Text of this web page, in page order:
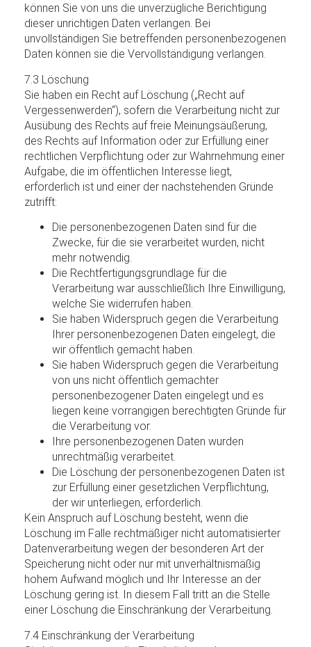
können Sie von uns die unverzügliche Berichtigung
dieser unrichtigen Daten verlangen. Bei
unvollständigen Sie betreffenden personenbezogenen
Daten können sie die Vervollständigung verlangen.
7.3 Löschung
Sie haben ein Recht auf Löschung („Recht auf
Vergessenwerden“), sofern die Verarbeitung nicht zur
Ausübung des Rechts auf freie Meinungsäußerung,
des Rechts auf Information oder zur Erfüllung einer
rechtlichen Verpflichtung oder zur Wahrnehmung einer
Aufgabe, die im öffentlichen Interesse liegt,
erforderlich ist und einer der nachstehenden Gründe
zutrifft:
Die personenbezogenen Daten sind für die
Zwecke, für die sie verarbeitet wurden, nicht
mehr notwendig.
Die Rechtfertigungsgrundlage für die
Verarbeitung war ausschließlich Ihre Einwilligung,
welche Sie widerrufen haben.
Sie haben Widerspruch gegen die Verarbeitung
Ihrer personenbezogenen Daten eingelegt, die
wir öffentlich gemacht haben.
Sie haben Widerspruch gegen die Verarbeitung
von uns nicht öffentlich gemachter
personenbezogener Daten eingelegt und es
liegen keine vorrangigen berechtigten Gründe für
die Verarbeitung vor.
Ihre personenbezogenen Daten wurden
unrechtmäßig verarbeitet.
Die Löschung der personenbezogenen Daten ist
zur Erfüllung einer gesetzlichen Verpflichtung,
der wir unterliegen, erforderlich.
Kein Anspruch auf Löschung besteht, wenn die
Löschung im Falle rechtmäßiger nicht automatisierter
Datenverarbeitung wegen der besonderen Art der
Speicherung nicht oder nur mit unverhältnismäßig
hohem Aufwand möglich und Ihr Interesse an der
Löschung gering ist. In diesem Fall tritt an die Stelle
einer Löschung die Einschränkung der Verarbeitung.
7.4 Einschränkung der Verarbeitung